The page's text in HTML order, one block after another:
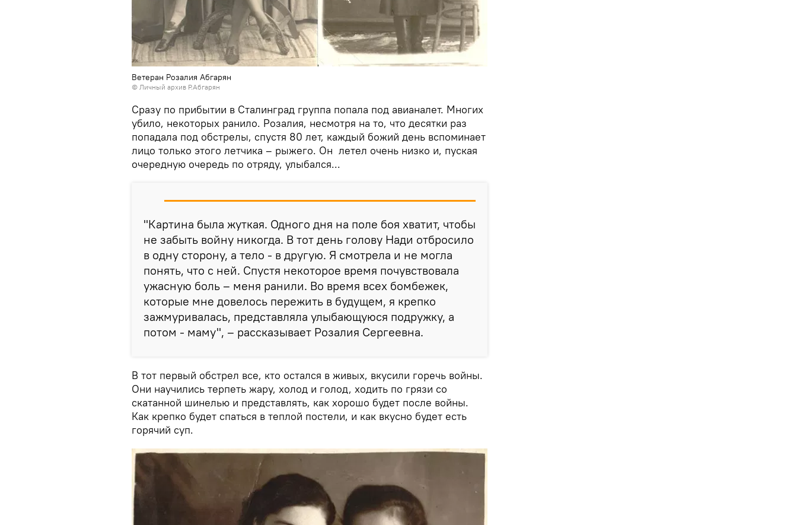
Ветеран Розалия Абгарян
© Личный архив Р.Абгарян
Сразу по прибытии в Сталинград группа попала под авианалет. Многих
убило, некоторых ранило. Розалия, несмотря на то, что десятки раз
попадала под обстрелы, спустя 80 лет, каждый божий день вспоминает
лицо только этого летчика – рыжего. Он летел очень низко и, пуская
очередную очередь по отряду, улыбался...
"Картина была жуткая. Одного дня на поле боя хватит, чтобы
не забыть войну никогда. В тот день голову Нади отбросило
в одну сторону, а тело - в другую. Я смотрела и не могла
понять, что с ней. Спустя некоторое время почувствовала
ужасную боль – меня ранили. Во время всех бомбежек,
которые мне довелось пережить в будущем, я крепко
зажмуривалась, представляла улыбающуюся подружку, а
потом - маму", – рассказывает Розалия Сергеевна.
В тот первый обстрел все, кто остался в живых, вкусили горечь войны.
Они научились терпеть жару, холод и голод, ходить по грязи со
скатанной шинелью и представлять, как хорошо будет после войны.
Как крепко будет спаться в теплой постели, и как вкусно будет есть
горячий суп.